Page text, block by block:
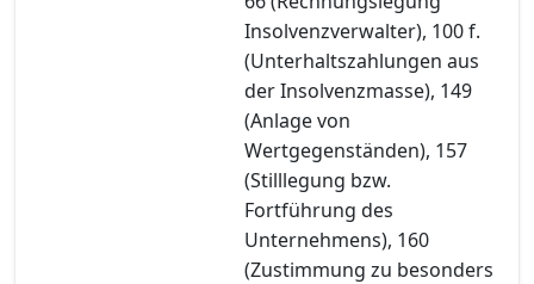
Insolvenzverwalter), 100 f.
(Unterhaltszahlungen aus
der Insolvenzmasse), 149
(Anlage von
Wertgegenständen), 157
(Stilllegung bzw.
Fortführung des
Unternehmens), 160
(Zustimmung zu besonders